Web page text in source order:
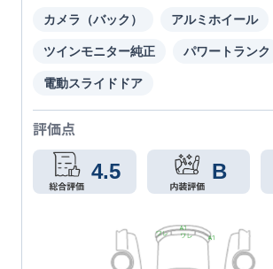
カメラ（バック） アルミホイール
ツインモニター純正 パワートランク
電動スライドドア
評価点
4.5 B